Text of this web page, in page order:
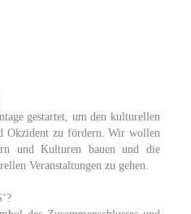
gestartet, um den kulturellen
Okzident zu fördern. Wir wollen
und Kulturen bauen und die
Veranstaltungen zu gehen.